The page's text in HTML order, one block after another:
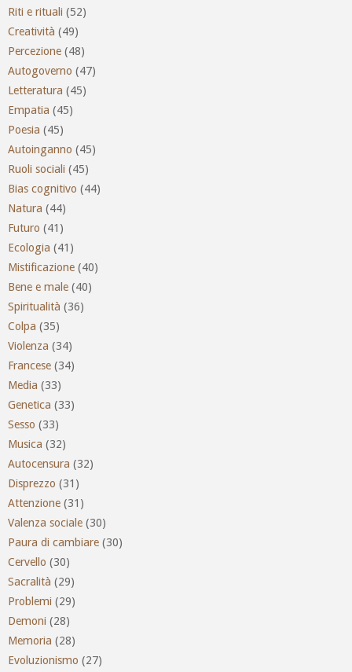
Riti e rituali (52)
Creatività (49)
Percezione (48)
Autogoverno (47)
Letteratura (45)
Empatia (45)
Poesia (45)
Autoinganno (45)
Ruoli sociali (45)
Bias cognitivo (44)
Natura (44)
Futuro (41)
Ecologia (41)
Mistificazione (40)
Bene e male (40)
Spiritualità (36)
Colpa (35)
Violenza (34)
Francese (34)
Media (33)
Genetica (33)
Sesso (33)
Musica (32)
Autocensura (32)
Disprezzo (31)
Attenzione (31)
Valenza sociale (30)
Paura di cambiare (30)
Cervello (30)
Sacralità (29)
Problemi (29)
Demoni (28)
Memoria (28)
Evoluzionismo (27)